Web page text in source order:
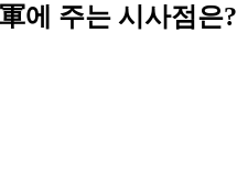
에 주는 시사점은?